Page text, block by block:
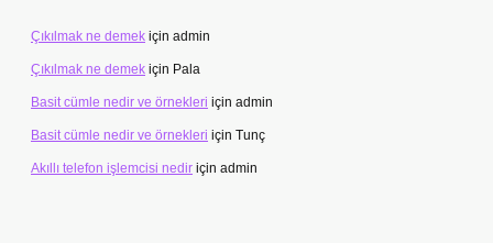
Çıkılmak ne demek için admin
Çıkılmak ne demek için Pala
Basit cümle nedir ve örnekleri için admin
Basit cümle nedir ve örnekleri için Tunç
Akıllı telefon işlemcisi nedir için admin